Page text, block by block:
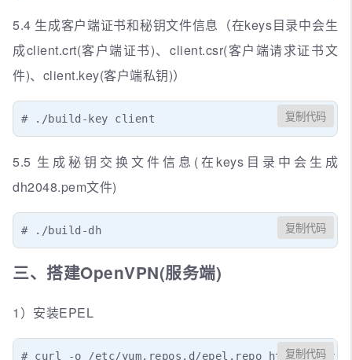
5.4 生成客户端证书和秘钥文件信息（在keys目录中会生
成client.crt(客户端证书)、client.csr(客户端请求证书文
件)、client.key(客户端私钥)）
# ./build-key client 复制代码
5.5 生成秘钥交换文件信息(在keys目录中会生成
dh2048.pem文件)
# ./build-dh 复制代码
三、搭建OpenVPN(服务端)
1）安装EPEL
# curl -o /etc/yum.repos.d/epel.repo http:// 复制代码